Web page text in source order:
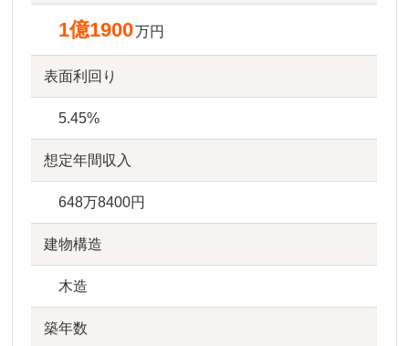
1億1900万円
表面利回り
5.45%
想定年間収入
648万8400円
建物構造
木造
築年数